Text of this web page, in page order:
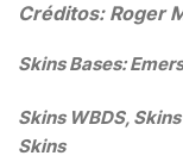
Créditos: Roger
Skins Bases:
Skins WBDS,
Skins